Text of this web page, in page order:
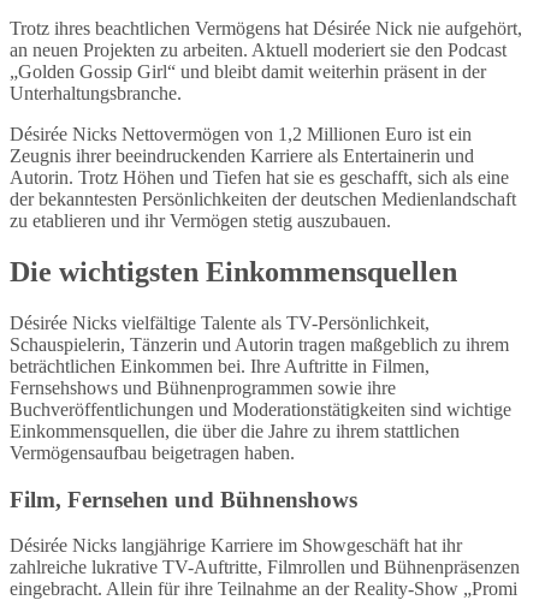
Trotz ihres beachtlichen Vermögens hat Désirée Nick nie aufgehört,
an neuen Projekten zu arbeiten. Aktuell moderiert sie den Podcast
„Golden Gossip Girl“ und bleibt damit weiterhin präsent in der
Unterhaltungsbranche.
Désirée Nicks Nettovermögen von 1,2 Millionen Euro ist ein
Zeugnis ihrer beeindruckenden Karriere als Entertainerin und
Autorin. Trotz Höhen und Tiefen hat sie es geschafft, sich als eine
der bekanntesten Persönlichkeiten der deutschen Medienlandschaft
zu etablieren und ihr Vermögen stetig auszubauen.
Die wichtigsten Einkommensquellen
Désirée Nicks vielfältige Talente als TV-Persönlichkeit,
Schauspielerin, Tänzerin und Autorin tragen maßgeblich zu ihrem
beträchtlichen Einkommen bei. Ihre Auftritte in Filmen,
Fernsehshows und Bühnenprogrammen sowie ihre
Buchveröffentlichungen und Moderationstätigkeiten sind wichtige
Einkommensquellen, die über die Jahre zu ihrem stattlichen
Vermögensaufbau beigetragen haben.
Film, Fernsehen und Bühnenshows
Désirée Nicks langjährige Karriere im Showgeschäft hat ihr
zahlreiche lukrative TV-Auftritte, Filmrollen und Bühnenpräsenzen
eingebracht. Allein für ihre Teilnahme an der Reality-Show „Promi